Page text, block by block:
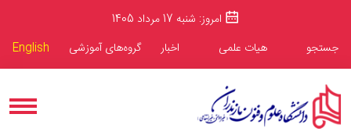
امروز: شنبه 17 مرداد 1405
جستجو
هیات علمی اخبار گروه‌های آموزشی English